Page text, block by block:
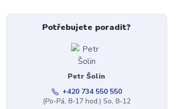
Potřebujete poradit?
Petr Šolin
+420 734 550 550
(Po-Pá, 8-17 hod.) So, 8-12